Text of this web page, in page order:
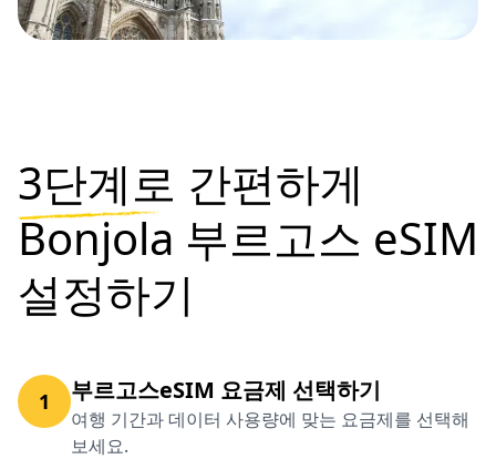
3단계로 간편하게
Bonjola 부르고스 eSIM
설정하기
1 부르고스eSIM 요금제 선택하기
여행 기간과 데이터 사용량에 맞는 요금제를 선택해
보세요.